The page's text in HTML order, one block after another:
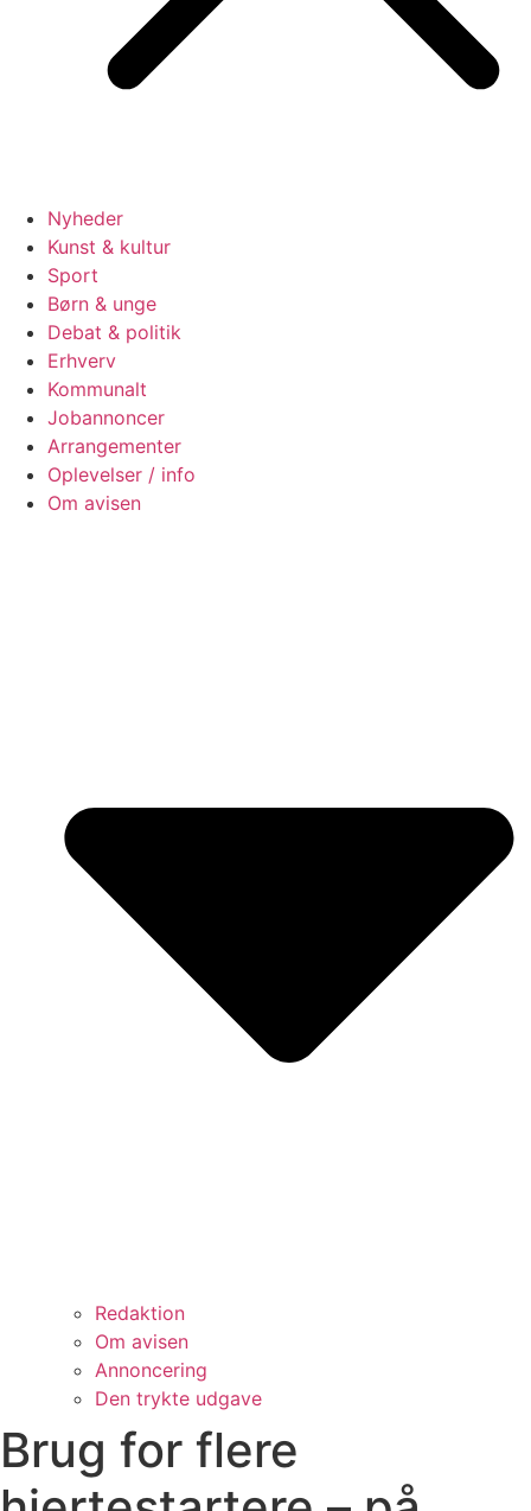
Nyheder
Kunst & kultur
Sport
Børn & unge
Debat & politik
Erhverv
Kommunalt
Jobannoncer
Arrangementer
Oplevelser / info
Om avisen
Redaktion
Om avisen
Annoncering
Den trykte udgave
Brug for flere